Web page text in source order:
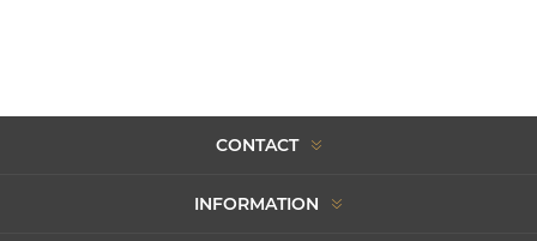
CONTACT
INFORMATION